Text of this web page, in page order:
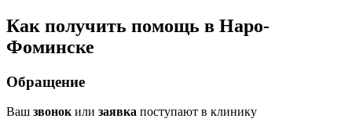
Как получить помощь в Наро-
Фоминске
Обращение
Ваш звонокили заявка поступают в клинику